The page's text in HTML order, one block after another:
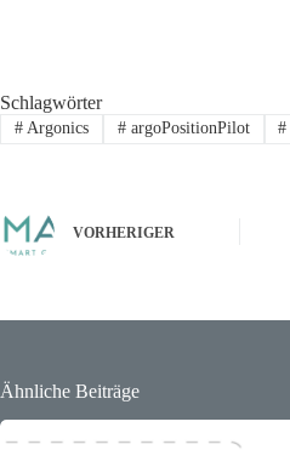
Schlagwörter
#Argonics #argoPositionPilot #
VORHERIGER
Ähnliche Beiträge